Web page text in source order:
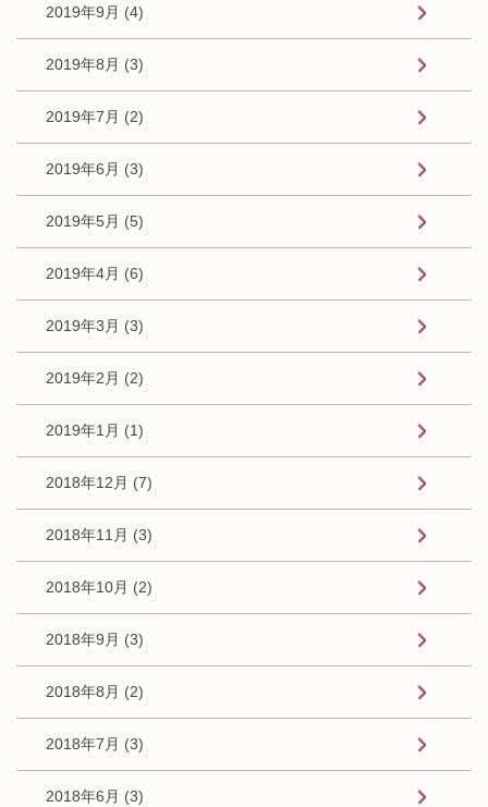
2019年9月 (4)
2019年8月 (3)
2019年7月 (2)
2019年6月 (3)
2019年5月 (5)
2019年4月 (6)
2019年3月 (3)
2019年2月 (2)
2019年1月 (1)
2018年12月 (7)
2018年11月 (3)
2018年10月 (2)
2018年9月 (3)
2018年8月 (2)
2018年7月 (3)
2018年6月 (3)